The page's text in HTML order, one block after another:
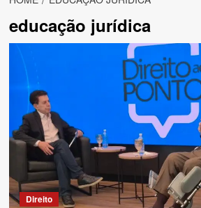
educação jurídica
Direito